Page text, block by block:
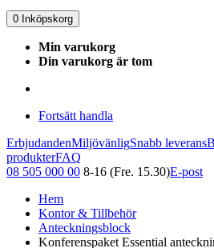
0 Inköpskorg
Min varukorg
Din varukorg är tom
Fortsätt handla
ErbjudandenMiljövänligSnabb leverans
produkterFAQ
08 505 000 00 8-16 (Fre. 15.30)E-post
Hem
Kontor & Tillbehör
Anteckningsblock
Konferenspaket Essential